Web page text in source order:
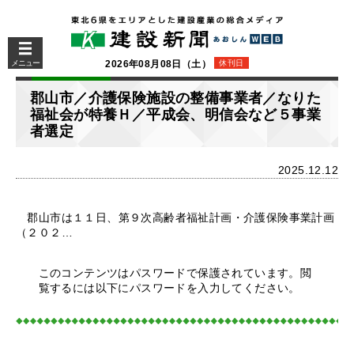
メニュー 2026年08月08日（土） 休刊日
郡山市／介護保険施設の整備事業者／なりた
福祉会が特養Ｈ／平成会、明信会など５事業
者選定
2025.12.12
郡山市は１１日、第９次高齢者福祉計画・介護保険事業計画
（２０２…
このコンテンツはパスワードで保護されています。閲
覧するには以下にパスワードを入力してください。